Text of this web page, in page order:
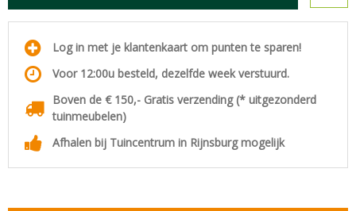
Log in met je klantenkaart om punten te sparen!
Voor 12:00u besteld, dezelfde week verstuurd.
Boven de € 150,- Gratis verzending (* uitgezonderd
tuinmeubelen)
Afhalen bij Tuincentrum in Rijnsburg mogelijk